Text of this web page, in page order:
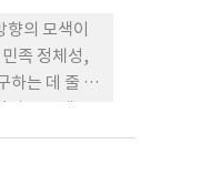
의 모색이
족 정체성,
하는 데 줄 수
문화집단에
성, 시민으